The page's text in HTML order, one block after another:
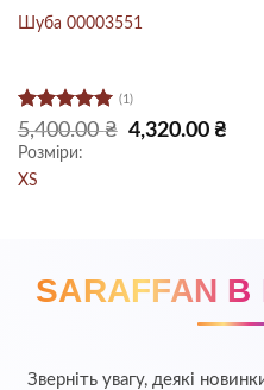
Шуба 00003551
Оцінено в
5з 5
(1)
5,400.00₴
Оригінальна
ціна:
4,320.00₴
Розміри:
XS
₴.
SARAFFAN В
Зверніть увагу, деякі